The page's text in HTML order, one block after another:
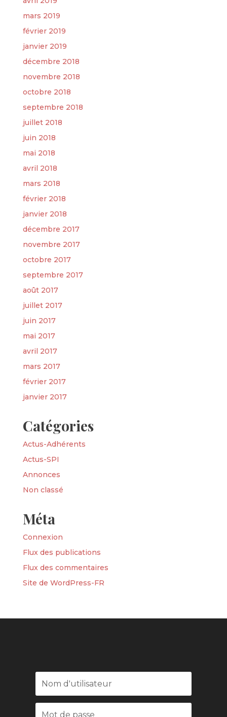
mars 2019
février 2019
janvier 2019
décembre 2018
novembre 2018
octobre 2018
septembre 2018
juillet 2018
juin 2018
mai 2018
avril 2018
mars 2018
février 2018
janvier 2018
décembre 2017
novembre 2017
octobre 2017
septembre 2017
août 2017
juillet 2017
juin 2017
mai 2017
avril 2017
mars 2017
février 2017
janvier 2017
Catégories
Actus-Adhérents
Actus-SPI
Annonces
Non classé
Méta
Connexion
Flux des publications
Flux des commentaires
Site de WordPress-FR